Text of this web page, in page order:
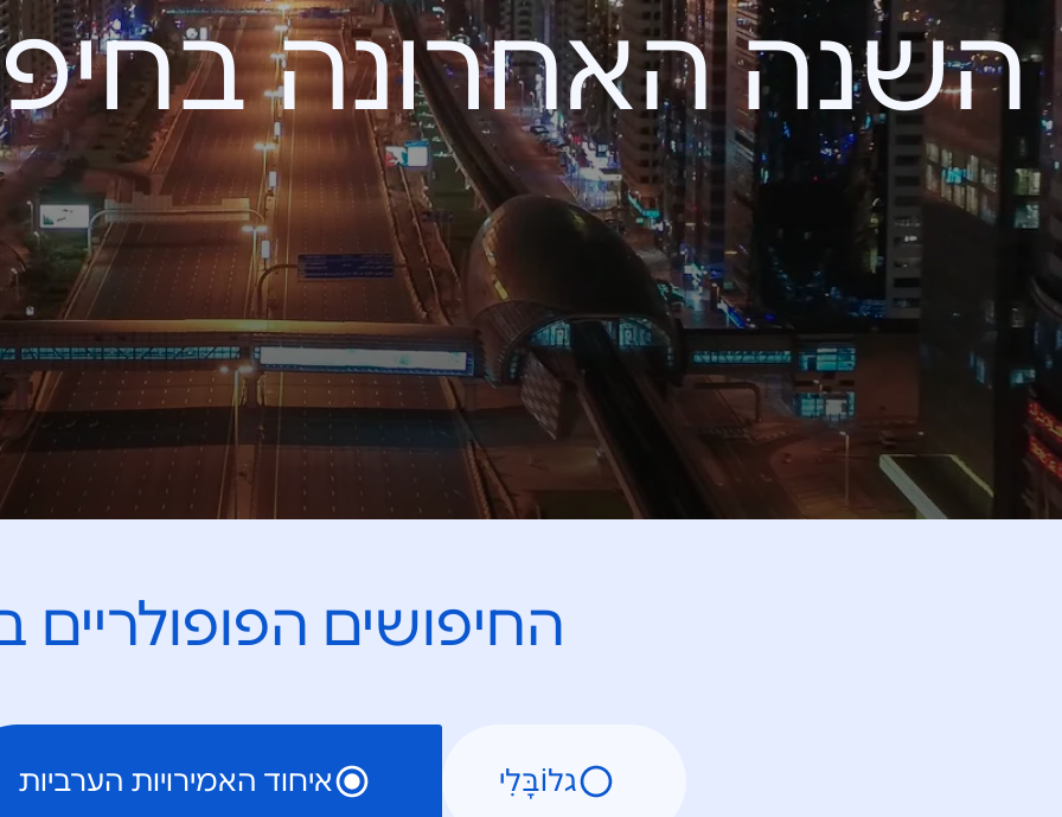
השנה האחרונה בחיפוש
החיפושים הפופולריים
גלוֹבָּלִי איחוד האמירויות הערביות